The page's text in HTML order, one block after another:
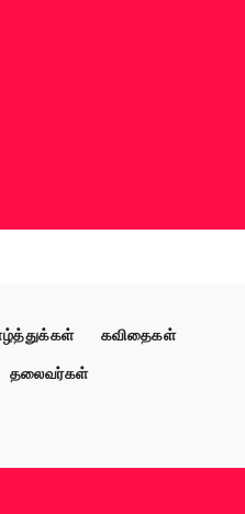
கவிதைகள்
தலைவர்கள்